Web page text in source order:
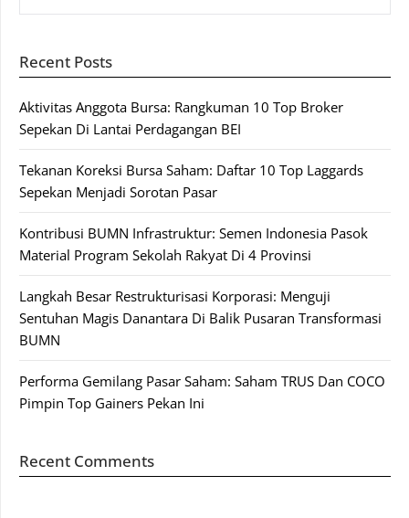
Recent Posts
Aktivitas Anggota Bursa: Rangkuman 10 Top Broker
Sepekan Di Lantai Perdagangan BEI
Tekanan Koreksi Bursa Saham: Daftar 10 Top Laggards
Sepekan Menjadi Sorotan Pasar
Kontribusi BUMN Infrastruktur: Semen Indonesia Pasok
Material Program Sekolah Rakyat Di 4 Provinsi
Langkah Besar Restrukturisasi Korporasi: Menguji
Sentuhan Magis Danantara Di Balik Pusaran Transformasi
BUMN
Performa Gemilang Pasar Saham: Saham TRUS Dan COCO
Pimpin Top Gainers Pekan Ini
Recent Comments